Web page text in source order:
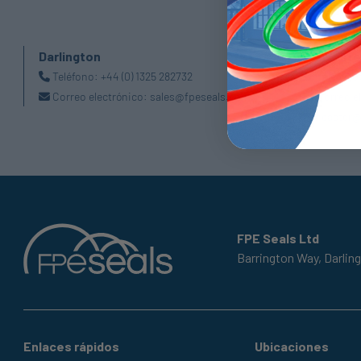
Darlington
Teléfono: +44 (0) 1325 282732
Correo electrónico: sales@fpeseals.com
Doncaster
Teléfono:
Correo
FPE Seals Ltd
Barrington Way,
Enlaces rápidos Ubicaciones